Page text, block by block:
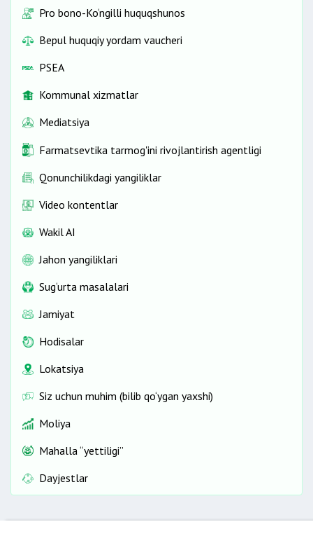
Pro bono-Ko‘ngilli huquqshunos
Bepul huquqiy yordam vaucheri
PSEA
Kommunal xizmatlar
Mediatsiya
Farmatsevtika tarmog'ini rivojlantirish agentligi
Qonunchilikdagi yangiliklar
Video kontentlar
Wakil AI
Jahon yangiliklari
Sug‘urta masalalari
Jamiyat
Hodisalar
Lokatsiya
Siz uchun muhim (bilib qo‘ygan yaxshi)
Moliya
Mahalla “yettiligi”
Dayjestlar